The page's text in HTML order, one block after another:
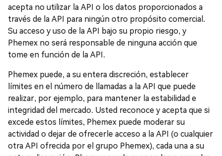
acepta no utilizar la API o los datos proporcionados a
través de la API para ningún otro propósito comercial.
Su acceso y uso de la API bajo su propio riesgo, y
Phemex no será responsable de ninguna acción que
tome en función de la API.
Phemex puede, a su entera discreción, establecer
límites en el número de llamadas a la API que puede
realizar, por ejemplo, para mantener la estabilidad e
integridad del mercado. Usted reconoce y acepta que si
excede estos límites, Phemex puede moderar su
actividad o dejar de ofrecerle acceso a la API (o cualquier
otra API ofrecida por el grupo Phemex), cada una a su